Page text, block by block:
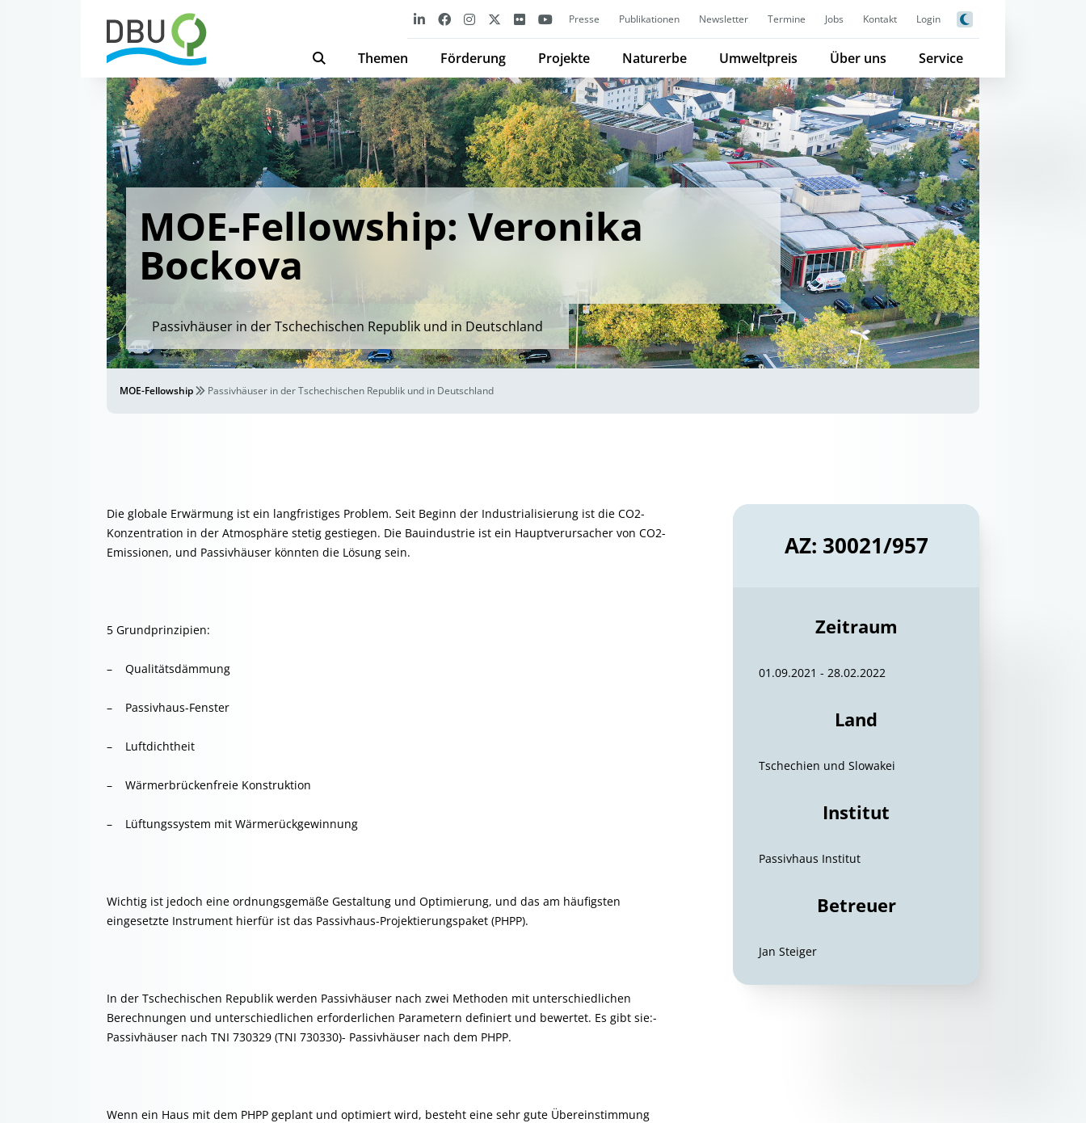
Presse Publikationen Newsletter Termine Jobs Kontakt Login
Themen Förderung Projekte Naturerbe Umweltpreis Über uns Service
MOE-Fellowship: Veronika
Bockova
Passivhäuser in der Tschechischen Republik und in Deutschland
MOE-Fellowship Passivhäuser in der Tschechischen Republik und in Deutschland
Die globale Erwärmung ist ein langfristiges Problem. Seit Beginn der Industrialisierung ist die CO2-
Konzentration in der Atmosphäre stetig gestiegen. Die Bauindustrie ist ein Hauptverursacher von CO2-
Emissionen, und Passivhäuser könnten die Lösung sein.
5 Grundprinzipien:
– Qualitätsdämmung
– Passivhaus-Fenster
– Luftdichtheit
– Wärmerbrückenfreie Konstruktion
– Lüftungssystem mit Wärmerückgewinnung
Wichtig ist jedoch eine ordnungsgemäße Gestaltung und Optimierung, und das am häufigsten
eingesetzte Instrument hierfür ist das Passivhaus-Projektierungspaket (PHPP).
In der Tschechischen Republik werden Passivhäuser nach zwei Methoden mit unterschiedlichen
Berechnungen und unterschiedlichen erforderlichen Parametern definiert und bewertet. Es gibt sie:-
Passivhäuser nach TNI 730329 (TNI 730330)- Passivhäuser nach dem PHPP.
Wenn ein Haus mit dem PHPP geplant und optimiert wird, besteht eine sehr gute Übereinstimmung
AZ: 30021/957
Zeitraum
01.09.2021 - 28.02.2022
Land
Tschechien und Slowakei
Institut
Passivhaus Institut
Betreuer
Jan Steiger